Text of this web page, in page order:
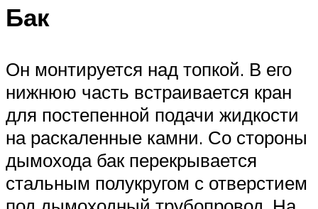
Бак
Он монтируется над топкой. В его
нижнюю часть встраивается кран
для постепенной подачи жидкости
на раскаленные камни. Со стороны
дымохода бак перекрывается
стальным полукругом с отверстием